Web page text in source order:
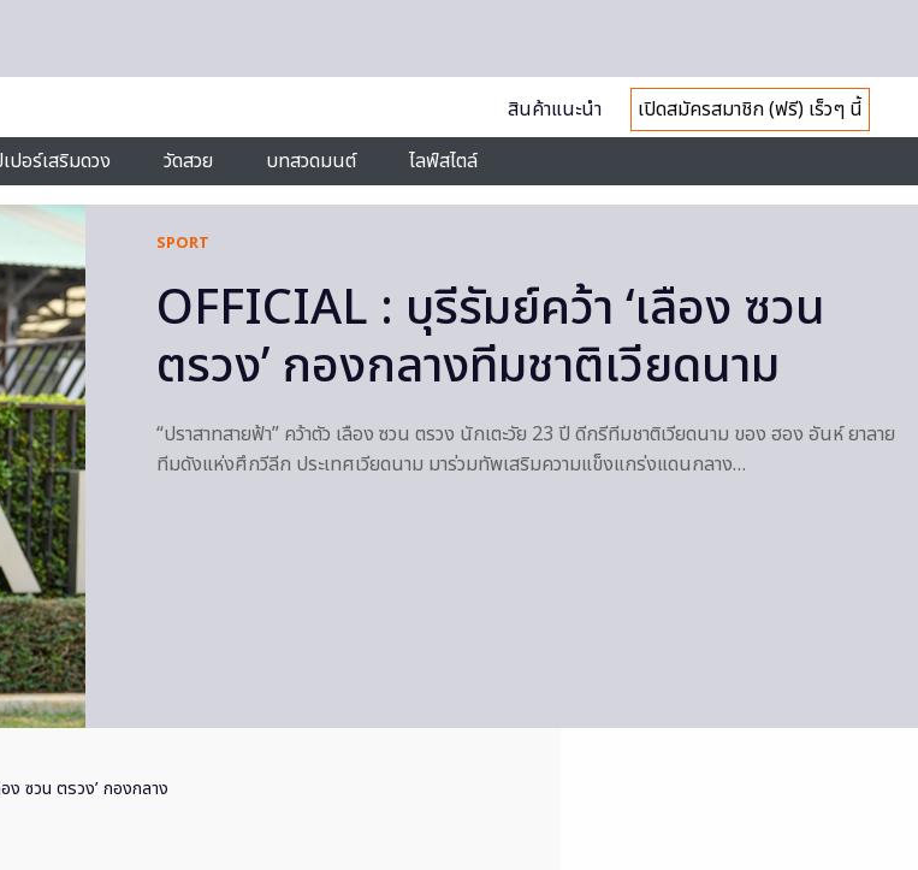
สินค้าแนะนำ
เปิดสมัครสมาชิก (ฟรี) เร็วๆ นี้
ปอร์เสริมดวง วัดสวย บทสวดมนต์ ไลฟ์สไตล์
SPORT
OFFICIAL : บุรีรัมย์คว้า ‘เลือง ซวน
ตรวง’ กองกลางทีมชาติเวียดนาม
“ปราสาทสายฟ้า” คว้าตัว เลือง ซวน ตรวง นักเตะวัย 23 ปี ดีกรีทีมชาติเวียดนาม ของ ฮอง อันห์ ยาลาย
ทีมดังแห่งศึกวีลีก ประเทศเวียดนาม มาร่วมทัพเสริมความแข็งแกร่งแดนกลาง…
ง ซวน ตรวง’ กองกลาง